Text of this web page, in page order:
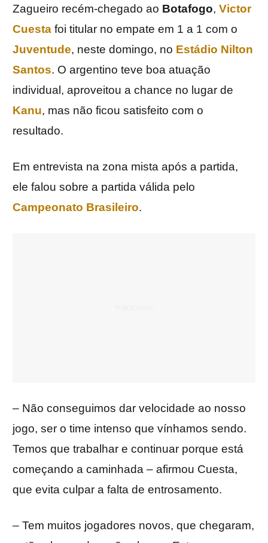
Zagueiro recém-chegado ao Botafogo, Victor
Cuesta foi titular no empate em 1 a 1 com o
Juventude, neste domingo, no Estádio Nilton
Santos. O argentino teve boa atuação
individual, aproveitou a chance no lugar de
Kanu, mas não ficou satisfeito com o
resultado.
Em entrevista na zona mista após a partida,
ele falou sobre a partida válida pelo
Campeonato Brasileiro.
– Não conseguimos dar velocidade ao nosso
jogo, ser o time intenso que vínhamos sendo.
Temos que trabalhar e continuar porque está
começando a caminhada – afirmou Cuesta,
que evita culpar a falta de entrosamento.
– Tem muitos jogadores novos, que chegaram,